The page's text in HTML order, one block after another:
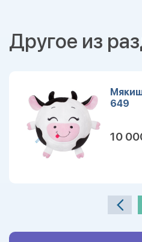
Другое из
649
10